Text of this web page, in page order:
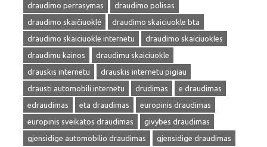
draudimo perrasymas
draudimo polisas
draudimo skaičiuoklė
draudimo skaiciuokle bta
draudimo skaiciuokle internetu
draudimo skaiciuokles
draudimu kainos
draudimu skaiciuokle
drauskis internetu
drauskis internetu pigiau
drausti automobili internetu
drudimas
e draudimas
edraudimas
eta draudimas
europinis draudimas
europinis sveikatos draudimas
givybes draudimas
gjensidige automobilio draudimas
gjensidige draudimas